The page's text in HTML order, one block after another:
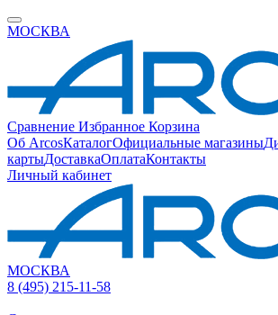
МОСКВА
Сравнение Избранное Корзина
Об ArcosКаталогОфициальные магазины
картыДоставкаОплатаКонтакты
Личный кабинет
МОСКВА
8 (495) 215-11-58